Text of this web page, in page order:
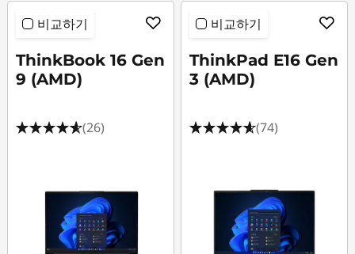
비교하기
ThinkBook 16 Gen
9 (AMD)
(26)
비교하기
ThinkPad E16 Gen
3 (AMD)
(74)